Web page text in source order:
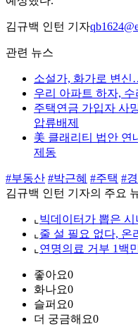
김규백 인턴 기자
관련 뉴스
소설가, 화가로 변
우리 아파트 하자,
주택연금 가입자 사
압류배제
美 클래리티 법안 연
제동
#부동산 #박근혜 #주택 #
김규백 인턴 기자의 주요
⌞ 빅데이터가 뽑은
⌞ 줄 설 필요 없다, 온
⌞ 연명의료 거부 1백
좋아요0
화나요0
슬퍼요0
더 궁금해요0